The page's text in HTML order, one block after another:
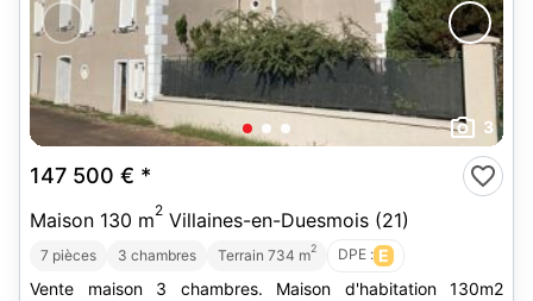
3
147 500 € *
Maison 130 m2 Villaines-en-Duesmois (21)
7 pièces 3 chambres Terrain 734 m2 DPE : E
Vente maison 3 chambres. Maison d'habitation 130m2